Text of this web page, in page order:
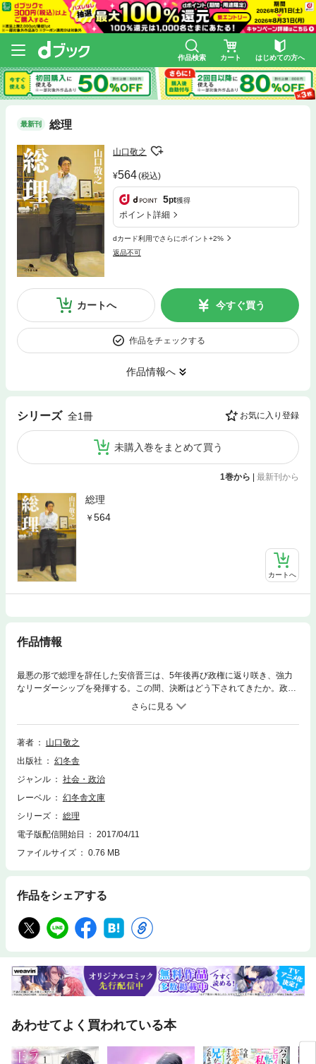
作品検索 カート はじめての方へ
最新刊 総理
山口敬之
564(税込)
5pt獲得
ポイント詳細
dカード利用でさらにポイント+2%
返品不可
カートへ 今すぐ買う
作品をチェックする
作品情報へ
シリーズ 全1冊 お気に入り登録
未購入巻をまとめて買う
1巻から 最新刊から
総理
564
カートへ
作品情報
最悪の形で総理を辞任した安倍晋三は、5年後再び政権に返り咲き、強力
なリーダーシップを発揮する。この間、決断はどう下されてきたか。政治
の重要な局面で、安倍、麻生、菅は何を発言し、どのような行動をとった
か。誰よりも政権中枢を取材してきたジャーナリストが、政治家の肉声か
ら浮き彫りにする、官邸も騒然の内幕実名ノンフィクション。
著者
山口敬之
出版社
幻冬舎
ジャンル
社会・政治
レーベル
幻冬舎文庫
シリーズ
総理
電子版配信開始日
2017/04/11
ファイルサイズ
0.76 MB
作品をシェアする
あわせてよく買われている本